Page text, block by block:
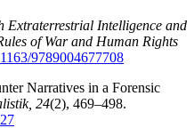
Extraterrestrial Intelligence and
of War and Human Rights
9789004677708
Narratives in a Forensic
24(2), 469–498.